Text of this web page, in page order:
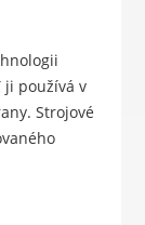
ji používá v
Strojové